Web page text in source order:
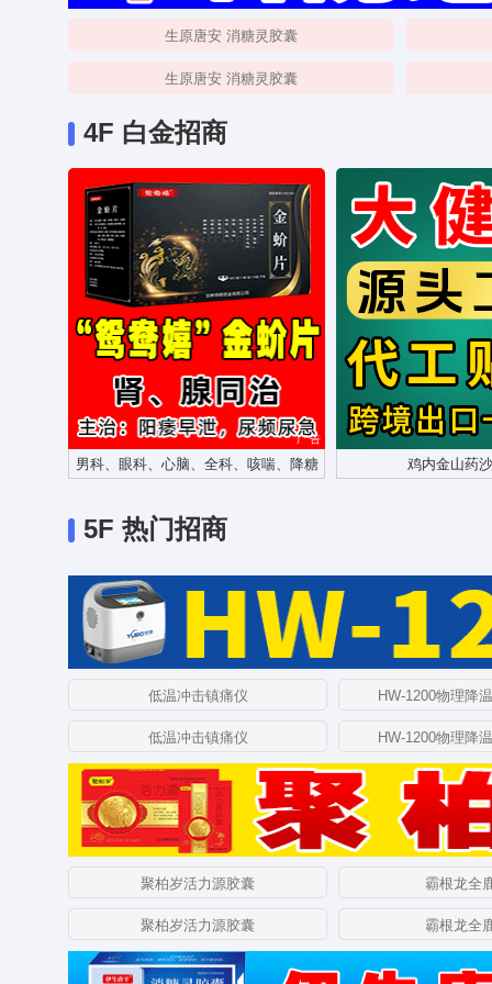
生原唐安 消糖灵胶囊
生原唐安 消糖灵胶囊
4F 白金招商
男科、眼科、心脑、全科、咳喘、降糖
广告
鸡内金山药
5F 热门招商
低温冲击镇痛仪 HW-1200物理降
低温冲击镇痛仪 HW-1200物理降
聚柏岁活力源胶囊 霸根龙全
聚柏岁活力源胶囊 霸根龙全